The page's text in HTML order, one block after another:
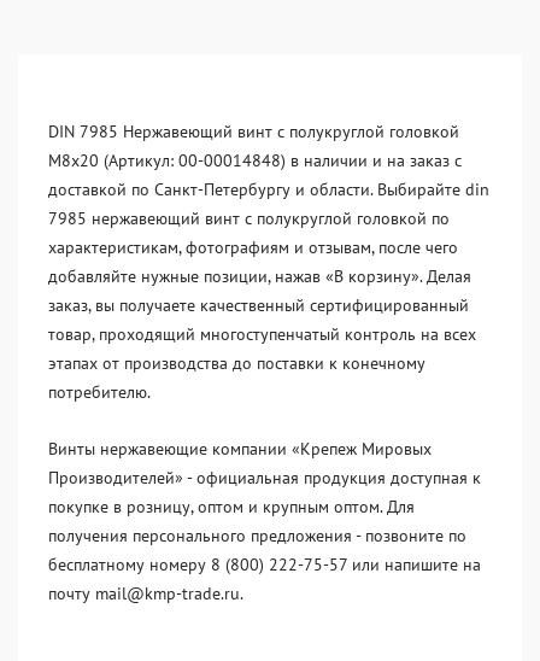
DIN 7985 Нержавеющий винт с полукруглой головкой
М8х20 (Артикул: 00-00014848) в наличии и на заказ с
доставкой по Санкт-Петербургу и области. Выбирайте din
7985 нержавеющий винт с полукруглой головкой по
характеристикам, фотографиям и отзывам, после чего
добавляйте нужные позиции, нажав «В корзину». Делая
заказ, вы получаете качественный сертифицированный
товар, проходящий многоступенчатый контроль на всех
этапах от производства до поставки к конечному
потребителю.
Винты нержавеющие компании «Крепеж Мировых
Производителей» - официальная продукция доступная к
покупке в розницу, оптом и крупным оптом. Для
получения персонального предложения - позвоните по
бесплатному номеру 8 (800) 222-75-57 или напишите на
почту mail@kmp-trade.ru.